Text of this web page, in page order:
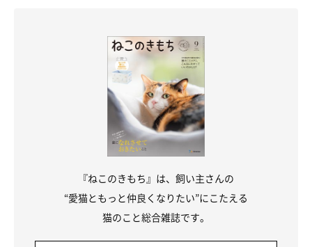
『ねこのきもち』は、飼い主さんの
“愛猫ともっと仲良くなりたい”にこたえる
猫のこと総合雑誌です。